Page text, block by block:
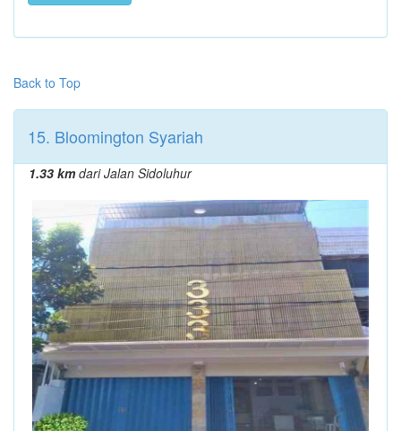
Back to Top
15. Bloomington Syariah
1.33 kmdari Jalan Sidoluhur